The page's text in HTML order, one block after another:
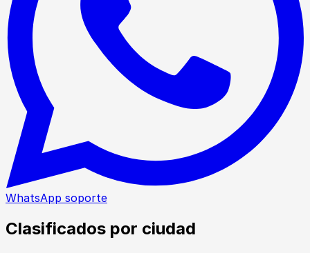
WhatsApp soporte
Clasificados por ciudad